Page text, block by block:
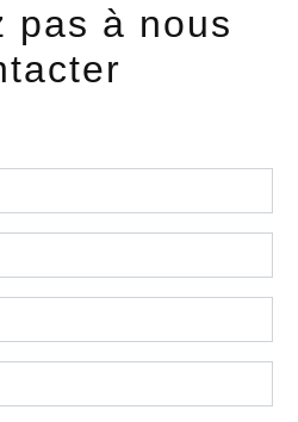
pas à nous